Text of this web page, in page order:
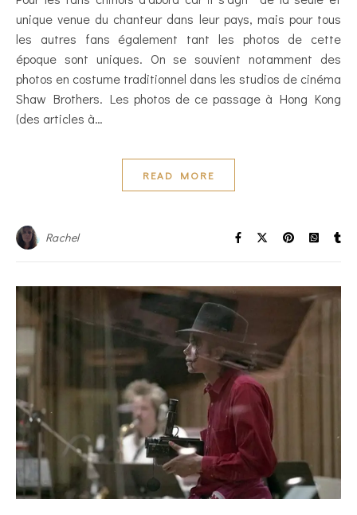
unique venue du chanteur dans leur pays, mais pour tous
les autres fans également tant les photos de cette
époque sont uniques. On se souvient notamment des
photos en costume traditionnel dans les studios de cinéma
Shaw Brothers. Les photos de ce passage à Hong Kong
(des articles à…
READ MORE
Rachel